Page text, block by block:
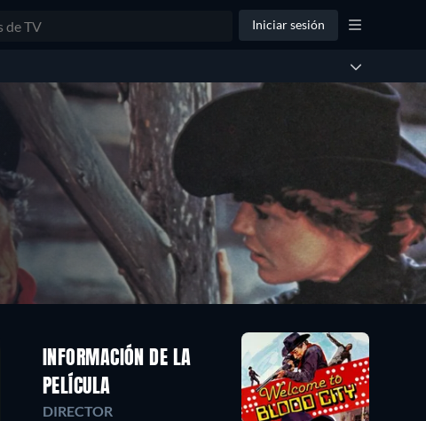
Iniciar sesión
INFORMACIÓN DE LA
PELÍCULA
DIRECTOR